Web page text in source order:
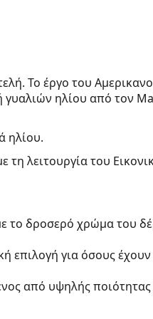
Το έργο του
ηλίου από τον
ηλίου.
τη λειτουργία του
το δροσερό χρώμα του
επιλογή για όσους
από υψηλής